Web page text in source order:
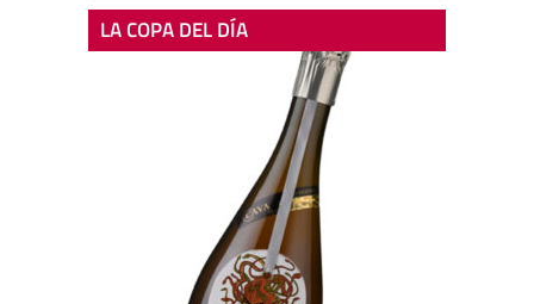
LA COPA DEL DÍA